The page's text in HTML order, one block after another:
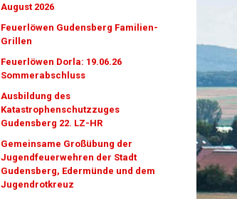
August 2026
Feuerlöwen Gudensberg Familien-
Grillen
Feuerlöwen Dorla: 19.06.26
Sommerabschluss
Ausbildung des
Katastrophenschutzzuges
Gudensberg 22. LZ-HR
Gemeinsame Großübung der
Jugendfeuerwehren der Stadt
Gudensberg, Edermünde und dem
Jugendrotkreuz